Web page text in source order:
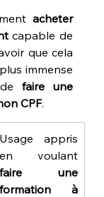
acheter
capable de
que cela
immense
de faire une
CPF.
Usage appris
en voulant
faire une
formation à